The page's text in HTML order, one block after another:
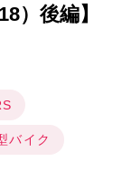
）後編】
バイク